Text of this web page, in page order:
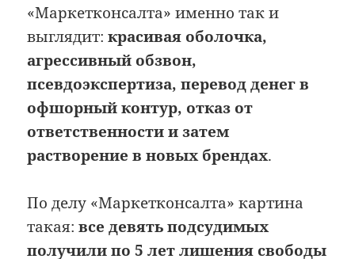
«Маркетконсалта» именно так и
выглядит:красивая оболочка,
агрессивный обзвон,
псевдоэкспертиза, перевод денег в
офшорный контур, отказ от
ответственности и затем
растворение в новых брендах.
По делу «Маркетконсалта» картина
такая:все девять подсудимых
получили по 5 лет лишения свободы